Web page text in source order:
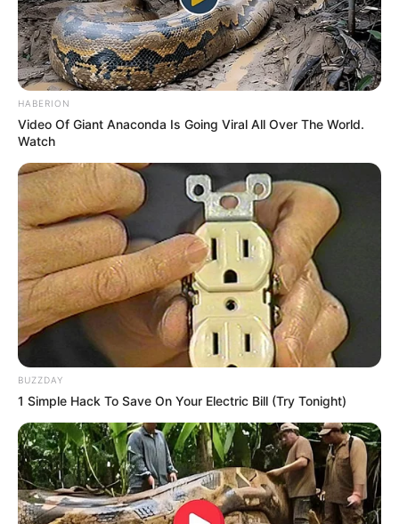
HABERION
Video Of Giant Anaconda Is Going Viral All Over The World.
Watch
BUZZDAY
1 Simple Hack To Save On Your Electric Bill (Try Tonight)